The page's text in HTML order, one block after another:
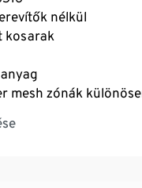
nélkül
kosarak
mesh zónák
rendkívül jól tűrő,
pántok